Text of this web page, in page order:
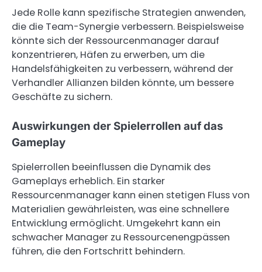
Jede Rolle kann spezifische Strategien anwenden,
die die Team-Synergie verbessern. Beispielsweise
könnte sich der Ressourcenmanager darauf
konzentrieren, Häfen zu erwerben, um die
Handelsfähigkeiten zu verbessern, während der
Verhandler Allianzen bilden könnte, um bessere
Geschäfte zu sichern.
Auswirkungen der Spielerrollen auf das
Gameplay
Spielerrollen beeinflussen die Dynamik des
Gameplays erheblich. Ein starker
Ressourcenmanager kann einen stetigen Fluss von
Materialien gewährleisten, was eine schnellere
Entwicklung ermöglicht. Umgekehrt kann ein
schwacher Manager zu Ressourcenengpässen
führen, die den Fortschritt behindern.